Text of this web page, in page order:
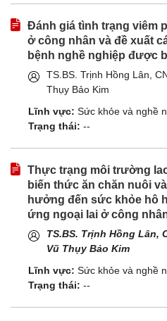
Đánh giá tình trạng viêm
ở công nhân và đề xuất
bệnh nghề nghiệp được
TS.BS. Trịnh Hồng Lân,
Thụy Bảo Kim
Lĩnh vực: Sức khỏe và nghề
Trạng thái: --
Thực trạng môi trường
biến thức ăn chăn nuôi
hưởng đến sức khỏe hô
ứng ngoại lai ở công
TS.BS. Trịnh Hồng Lân,
Vũ Thụy Bảo Kim
Lĩnh vực: Sức khỏe và nghề
Trạng thái: --